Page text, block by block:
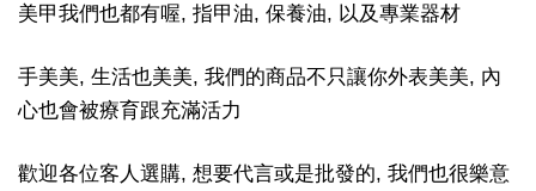
美甲我們也都有喔, 指甲油, 保養油, 以及專業器材
手美美, 生活也美美, 我們的商品不只讓你外表美美, 內
心也會被療育跟充滿活力
歡迎各位客人選購, 想要代言或是批發的, 我們也很樂意